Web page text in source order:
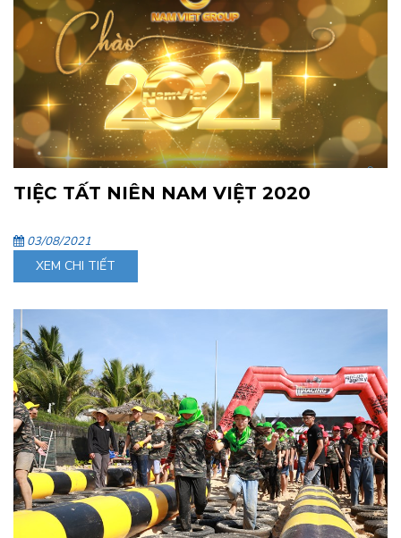
TIỆC TẤT NIÊN NAM VIỆT 2020
03/08/2021
XEM CHI TIẾT